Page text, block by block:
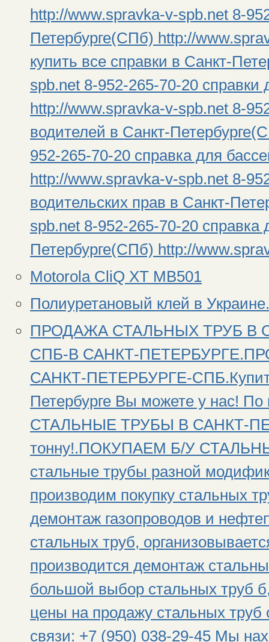
http://www.spravka-v-spb.net 8-
Петербурге(СПб) http://
купить все справки в Санкт-
spb.net 8-952-265-70-20
http://www.spravka-v-spb.net 8-
водителей в Санкт-
952-265-70-20 справка для
http://www.spravka-v-spb.net 8-
водительских прав в Санкт-
spb.net 8-952-265-70-20 справка
Петербурге(СПб) http://
Motorola CliQ XT MB501
Полиуретановый клей в
ПРОДАЖА СТАЛЬНЫХ ТРУБ В
СПБ-В САНКТ-
САНКТ-ПЕТЕРБУРГЕ-
Петербурге Вы можете у нас!
СТАЛЬНЫЕ ТРУБЫ В САНКТ-
тонну!.ПОКУПАЕМ Б/У
стальные трубы разной
производим покупку стальных
демонтаж газопроводов и
стальных труб,
производится демонтаж
большой выбор стальных труб
цены на продажу стальных труб
связи: +7 (950) 038-29-45 Мы